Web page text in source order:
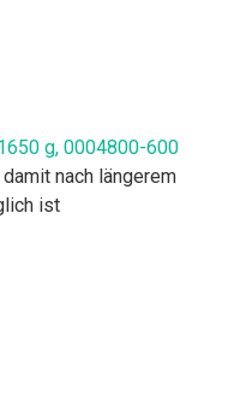
g, 0004800-600
nach längerem
ist